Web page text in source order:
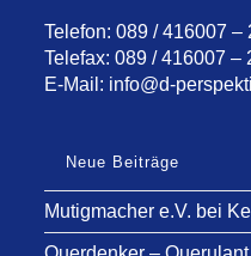
Telefon: 089 / 416007 –
Telefax: 089 / 416007 –
E-Mail: info@d-
Neue Beiträge
Mutigmacher e.V. bei